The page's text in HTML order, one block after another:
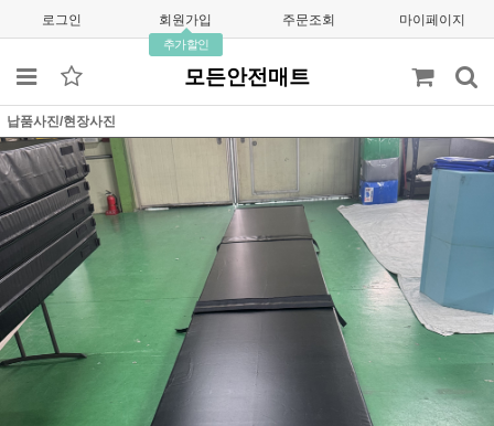
로그인 회원가입
추가할인
주문조회 마이페이지
모든안전매트
납품사진/현장사진